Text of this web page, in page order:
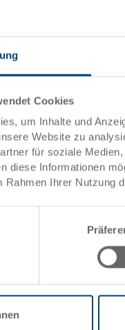
Cookies
um Inhalte und
Website zu
für soziale
diese Informationen
Rahmen Ihrer Nutzung